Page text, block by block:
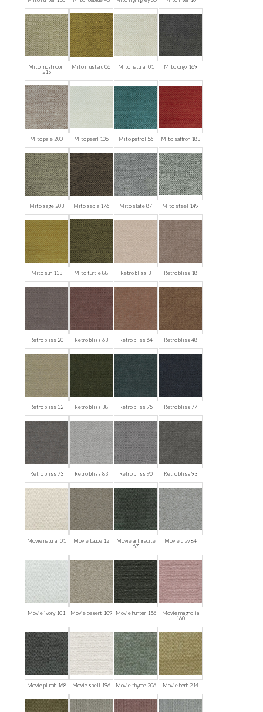
Mito mushroom
215
Mito mustard 06 Mito natural 01 Mito onyx 169
Mito pale 200 Mito pearl 106 Mito petrol 56 Mito saffron 183
Mito sage 203 Mito sepia 176 Mito slate 87 Mito steel 149
Mito sun 133 Mito turtle 88 Retro bliss 3 Retro bliss 18
Retro bliss 20 Retro bliss 63 Retro bliss 64 Retro bliss 48
Retro bliss 32 Retro bliss 38 Retro bliss 75 Retro bliss 77
Retro bliss 73 Retro bliss 83 Retro bliss 90 Retro bliss 93
Movie natural 01 Movie taupe 12
Movie anthracite
67
Movie clay 84
Movie ivory 101 Movie desert 109 Movie hunter 156
Movie magnolia
160
Movie plumb 168 Movie shell 196 Movie thyme 206 Movie herb 214